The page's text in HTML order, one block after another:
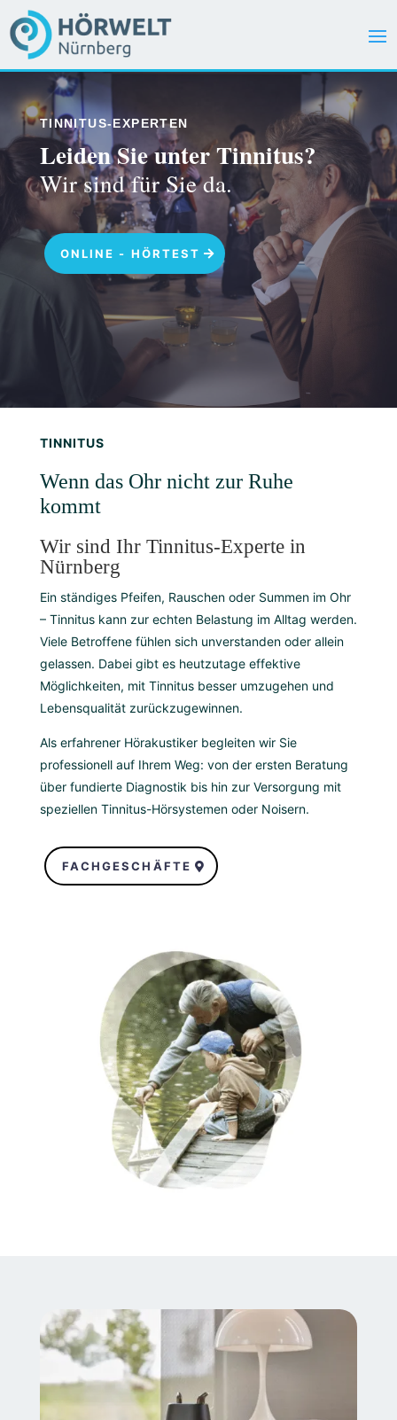
TINNITUS-EXPERTEN
Leiden Sie unter Tinnitus?
Wir sind für Sie da.
ONLINE - HÖRTEST
TINNITUS
Wenn das Ohr nicht zur Ruhe
kommt
Wir sind Ihr Tinnitus-Experte in
Nürnberg
Ein ständiges Pfeifen, Rauschen oder Summen im Ohr
– Tinnitus kann zur echten Belastung im Alltag werden.
Viele Betroffene fühlen sich unverstanden oder allein
gelassen. Dabei gibt es heutzutage effektive
Möglichkeiten, mit Tinnitus besser umzugehen und
Lebensqualität zurückzugewinnen.
Als erfahrener Hörakustiker begleiten wir Sie
professionell auf Ihrem Weg: von der ersten Beratung
über fundierte Diagnostik bis hin zur Versorgung mit
speziellen Tinnitus-Hörsystemen oder Noisern.
FACHGESCHÄFTE